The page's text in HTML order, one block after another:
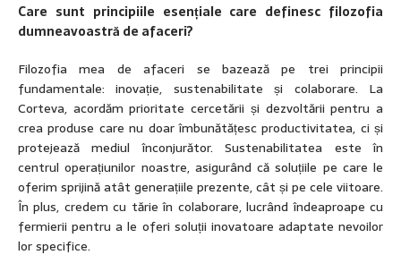
Care sunt principiile esențiale care definesc filozofia
dumneavoastră de afaceri?
Filozofia mea de afaceri se bazează pe trei principii
fundamentale: inovație, sustenabilitate și colaborare. La
Corteva, acordăm prioritate cercetării și dezvoltării pentru a
crea produse care nu doar îmbunătățesc productivitatea, ci și
protejează mediul înconjurător. Sustenabilitatea este în
centrul operațiunilor noastre, asigurând că soluțiile pe care le
oferim sprijină atât generațiile prezente, cât și pe cele viitoare.
În plus, credem cu tărie în colaborare, lucrând îndeaproape cu
fermierii pentru a le oferi soluții inovatoare adaptate nevoilor
lor specifice.